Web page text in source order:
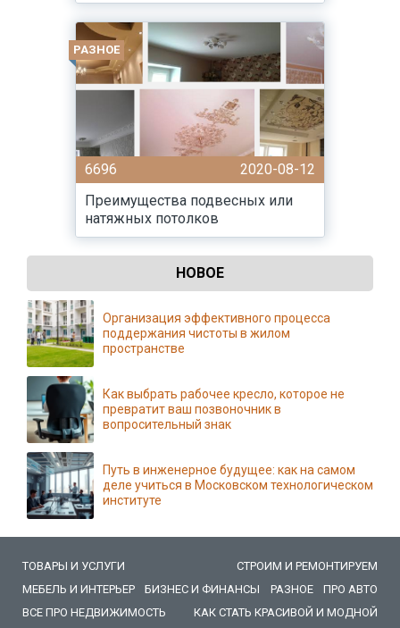
РАЗНОЕ
6696
2020-08-12
Преимущества подвесных или
натяжных потолков
НОВОЕ
Организация эффективного процесса
поддержания чистоты в жилом
пространстве
Как выбрать рабочее кресло, которое не
превратит ваш позвоночник в
вопросительный знак
Путь в инженерное будущее: как на самом
деле учиться в Московском технологическом
институте
ТОВАРЫ И УСЛУГИ
СТРОИМ И РЕМОНТИРУЕМ
МЕБЕЛЬ И ИНТЕРЬЕР
БИЗНЕС И ФИНАНСЫ РАЗНОЕ
ПРО АВТО
ВСЕ ПРО НЕДВИЖИМОСТЬ
КАК СТАТЬ КРАСИВОЙ И МОДНОЙ